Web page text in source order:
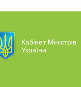
Кабінет Міністрів
України